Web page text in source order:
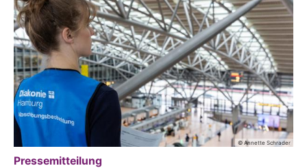
© Annette Schrader
Pressemitteilung